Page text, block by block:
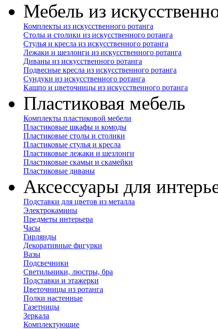
Мебель из
Комплекты из искусственного ротанга
Столы и столики из искусственного ротанга
Стулья и кресла из искусственного ротанга
Лежаки и шезлонги из искусственного ротанга
Диваны из искусственного ротанга
Подвесные кресла из искусственного ротанга
Сундуки из искусственного ротанга
Кашпо и цветочницы из искусственного ротанга
Пластиковая мебель
Комплекты пластиковой мебели
Пластиковые шкафы и комоды
Пластиковые столы и столики
Пластиковые стулья и кресла
Пластиковые лежаки и шезлонги
Пластиковые скамьи и скамейки
Пластиковые диваны
Аксессуары для
Подставки для цветов из металла
Электрокамины
Предметы интерьера
Часы
Гирлянды
Декоративные фигурки
Вазы
Подсвечники
Светильники, люстры, бра
Подставки и этажерки
Цветочницы из ротанга
Полки настенные
Газетницы
Зеркала
Комплектующие